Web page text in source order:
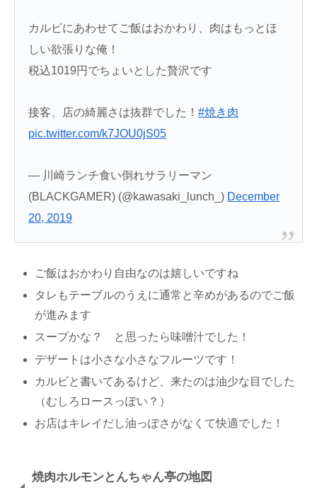
カルビにあわせてご飯はおかわり、肉はもっとほ
しい欲張りな俺！
税込1019円でちょいとした贅沢です
接客、店の綺麗さは抜群でした！#焼き肉
pic.twitter.com/k7JOU0jS05
— 川崎ランチ食い倒れサラリーマン
(BLACKGAMER) (@kawasaki_lunch_) December
20, 2019
ご飯はおかわり自由なのは嬉しいですね
タレもテーブルのうえに通常と辛めがあるのでご飯
が進みます
スープかな？ と思ったら味噌汁でした！
デザートは小さな小さなフルーツです！
カルビと書いてあるけど、来たのは油少な目でした
（むしろロースっぽい？）
お店はキレイだし油っぽさがなくて快適でした！
焼肉ホルモンとんちゃん亭の地図